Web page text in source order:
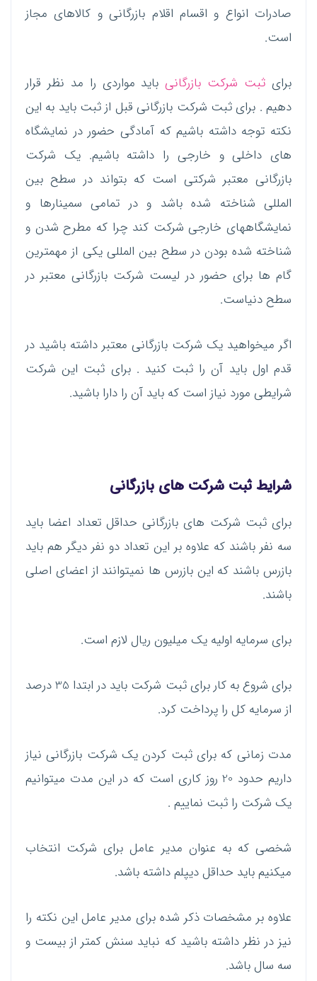
صادرات انواع و اقسام اقلام بازرگانی و کالاهای مجاز
است.
برای ثبت شرکت بازرگانیباید مواردی را مد نظر قرار
دهیم . برای ثبت شرکت بازرگانی قبل از ثبت باید به این
نکته توجه داشته باشیم که آمادگی حضور در نمایشگاه
های داخلی و خارجی را داشته باشیم. یک شرکت
بازرگانی معتبر شرکتی است که بتواند در سطح بین
المللی شناخته شده باشد و در تمامی سمینارها و
نمایشگاههای خارجی شرکت کند چرا که مطرح شدن و
شناخته شده بودن در سطح بین المللی یکی از مهمترین
گام ها برای حضور در لیست شرکت بازرگانی معتبر در
سطح دنیاست.
اگر میخواهید یک شرکت بازرگانی معتبر داشته باشید در
قدم اول باید آن را ثبت کنید . برای ثبت این شرکت
شرایطی مورد نیاز است که باید آن را دارا باشید.
شرایط ثبت شرکت های بازرگانی
برای ثبت شرکت های بازرگانی حداقل تعداد اعضا باید
سه نفر باشند که علاوه بر این تعداد دو نفر دیگر هم باید
بازرس باشند که این بازرس ها نمیتوانند از اعضای اصلی
باشند.
برای سرمایه اولیه یک میلیون ریال لازم است.
برای شروع به کار برای ثبت شرکت باید در ابتدا 35 درصد
از سرمایه کل را پرداخت کرد.
مدت زمانی که برای ثبت کردن یک شرکت بازرگانی نیاز
داریم حدود 20 روز کاری است که در این مدت میتوانیم
یک شرکت را ثبت نماییم .
شخصی که به عنوان مدیر عامل برای شرکت انتخاب
میکنیم باید حداقل دیپلم داشته باشد.
علاوه بر مشخصات ذکر شده برای مدیر عامل این نکته را
نیز در نظر داشته باشید که نباید سنش کمتر از بیست و
سه سال باشد.